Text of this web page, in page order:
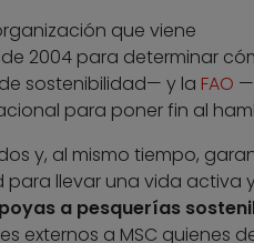
que viene
2004 para determinar
sostenibilidad— y la FAO
para poner fin al
y, al mismo tiempo,
llevar una vida activa
a pesquerías
externos a MSC quienes